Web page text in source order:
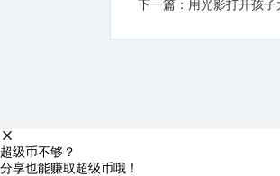
下一篇：用光影打开孩
超级币不够？
分享也能赚取超级币哦！